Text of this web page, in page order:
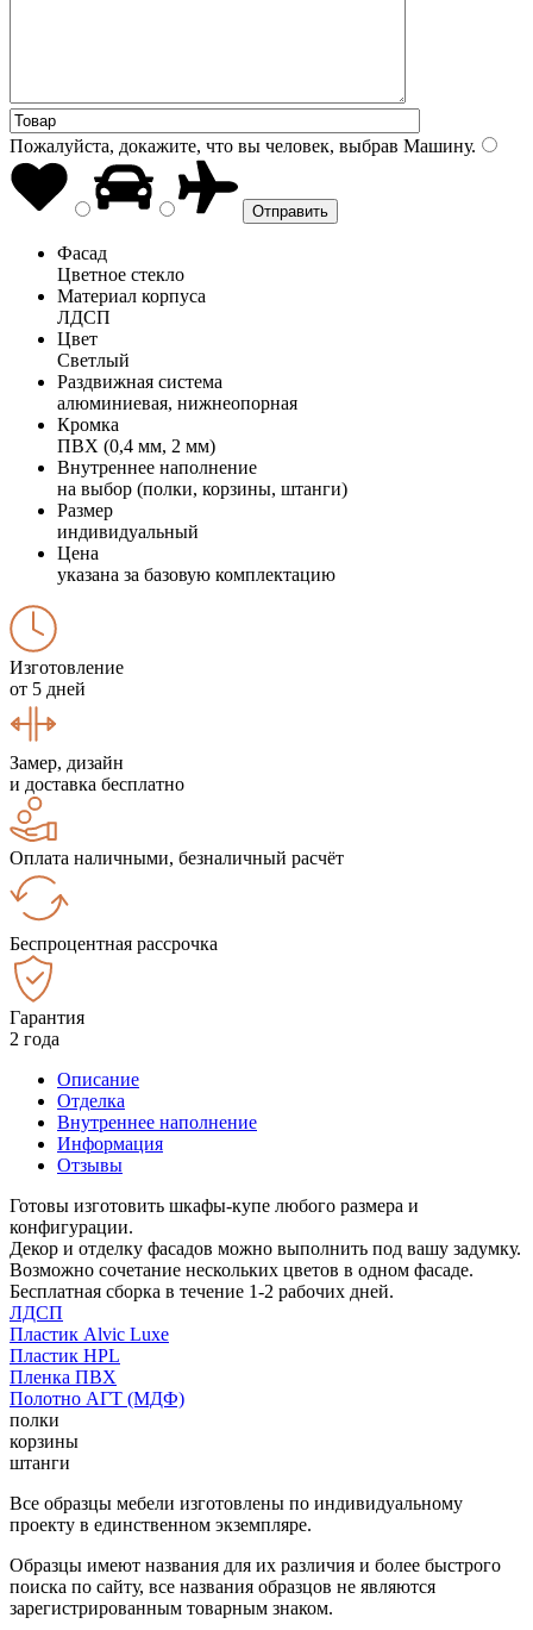
Пожалуйста, докажите, что вы человек, выбрав Машину.
Фасад
Цветное стекло
Материал корпуса
ЛДСП
Цвет
Светлый
Раздвижная система
алюминиевая, нижнеопорная
Кромка
ПВХ (0,4 мм, 2 мм)
Внутреннее наполнение
на выбор (полки, корзины, штанги)
Размер
индивидуальный
Цена
указана за базовую комплектацию
Изготовление
от 5 дней
Замер, дизайн
и доставка бесплатно
Оплата наличными, безналичный расчёт
Беспроцентная рассрочка
Гарантия
2 года
Описание
Отделка
Внутреннее наполнение
Информация
Отзывы
Готовы изготовить шкафы-купе любого размера и
конфигурации.
Декор и отделку фасадов можно выполнить под вашу задумку.
Возможно сочетание нескольких цветов в одном фасаде.
Бесплатная сборка в течение 1-2 рабочих дней.
ЛДСП
Пластик Alvic Luxe
Пластик HPL
Пленка ПВХ
Полотно АГТ (МДФ)
полки
корзины
штанги
Все образцы мебели изготовлены по индивидуальному
проекту в единственном экземпляре.
Образцы имеют названия для их различия и более быстрого
поиска по сайту, все названия образцов не являются
зарегистрированным товарным знаком.